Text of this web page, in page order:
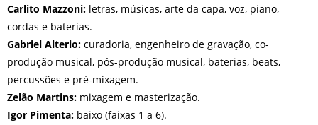
Carlito Mazzoni: letras, músicas, arte da capa, voz, piano,
cordas e baterias.
Gabriel Alterio: curadoria, engenheiro de gravação, co-
produção musical, pós-produção musical, baterias, beats,
percussões e pré-mixagem.
Zelão Martins: mixagem e masterização.
Igor Pimenta: baixo (faixas 1 a 6).